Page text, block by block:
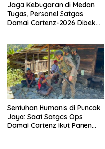
Jaga Kebugaran di Medan
Tugas, Personel Satgas
Damai Cartenz-2026 Dibekali
Sentuhan Humanis di Puncak
Jaya: Saat Satgas Ops
Damai Cartenz Ikut Panen